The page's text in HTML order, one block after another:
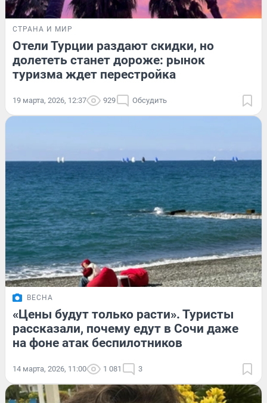
СТРАНА И МИР
Отели Турции раздают скидки, но
долететь станет дороже: рынок
туризма ждет перестройка
19 марта, 2026, 12:37 929 Обсудить
ВЕСНА
«Цены будут только расти». Туристы
рассказали, почему едут в Сочи даже
на фоне атак беспилотников
14 марта, 2026, 11:00 1 081 3